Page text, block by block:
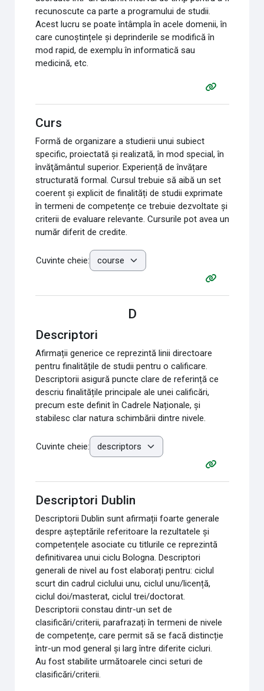
recunoscute ca parte a programului de studii.
Acest lucru se poate întâmpla în acele domenii, în
care cunoștințele și deprinderile se modifică în
mod rapid, de exemplu în informatică sau
medicină, etc.
Curs
Formă de organizare a studierii unui subiect
specific, proiectată şi realizată, în mod special, în
învăţământul superior. Experiență de învățare
structurată formal. Cursul trebuie să aibă un set
coerent și explicit de finalități de studii exprimate
în termeni de competențe ce trebuie dezvoltate și
criterii de evaluare relevante. Cursurile pot avea un
număr diferit de credite.
Cuvinte cheie:
D
Descriptori
Afirmații generice ce reprezintă linii directoare
pentru finalitățile de studii pentru o calificare.
Descriptorii asigură puncte clare de referință ce
descriu finalitățile principale ale unei calificări,
precum este definit în Cadrele Naționale, și
stabilesc clar natura schimbării dintre nivele.
Cuvinte cheie:
Descriptori Dublin
Descriptorii Dublin sunt afirmații foarte generale
despre așteptările referitoare la rezultatele și
competențele asociate cu titlurile ce reprezintă
definitivarea unui ciclu Bologna. Descriptori
generali de nivel au fost elaborați pentru: ciclul
scurt din cadrul ciclului unu, ciclul unu/licență,
ciclul doi/masterat, ciclul trei/doctorat.
Descriptorii constau dintr-un set de
clasificări/criterii, parafrazați în termeni de nivele
de competențe, care permit să se facă distincție
într-un mod general și larg între diferite cicluri.
Au fost stabilite următoarele cinci seturi de
clasificări/criterii.